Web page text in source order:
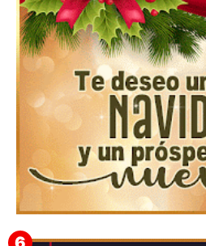
Feliz Navidad Cromaco